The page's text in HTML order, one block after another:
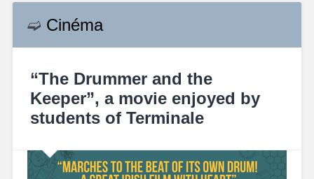
➫ Cinéma
“The Drummer and the
Keeper”, a movie enjoyed by
students of Terminale